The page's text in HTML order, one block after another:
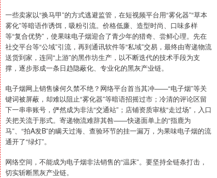
一些卖家以“换马甲”的方式逃避监管，在短视频平台用“雾化器”“草本
雾化”等暗语作诱饵，吸粉引流。价格低廉、造型时尚、口味多样
等“复合优势”，使果味电子烟迎合了青少年的猎奇、尝鲜心理。先在
社交平台等“公域”引流，再到通讯软件等“私域”交易，最终由寄递物流
送货到家，连同“上游”的黑作坊生产，以不断迭代的技术手段为支
撑，逐步形成一条日趋隐蔽化、专业化的黑灰产业链。
电子烟网上销售缘何久禁不绝？网络平台首当其冲——“电子烟”等关
键词被屏蔽，却难以阻止“雾化器”等暗语招摇过市；冷清的评论区留
下一串串账号，俨然成为非法“交通站”；店铺资质审核“走过场”，入口
关把关流于形式。寄递物流难辞其咎——快递面单上的“指鹿为
马”、“拍A发B”的瞒天过海、查验环节的挂一漏万，为果味电子烟的流
通开了“绿灯”。
网络空间，不能成为电子烟非法销售的“温床”。要坚持全链条打击，
切实斩断黑灰产业链。